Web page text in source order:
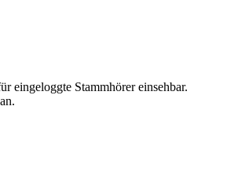
eingeloggte Stammhörer einsehbar.